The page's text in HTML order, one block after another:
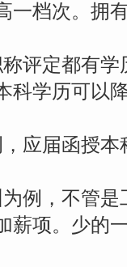
一档次。拥
评定都有
科学历可以
应届函授
例，不管
薪项。少的